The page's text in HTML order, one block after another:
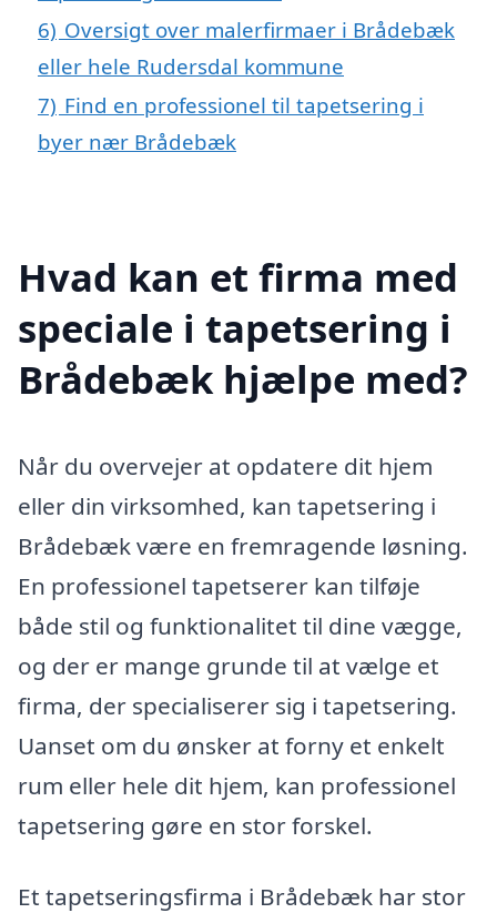
6) Oversigt over malerfirmaer i Brådebæk
eller hele Rudersdal kommune
7) Find en professionel til tapetsering i
byer nær Brådebæk
Hvad kan et firma med
speciale i tapetsering i
Brådebæk hjælpe med?
Når du overvejer at opdatere dit hjem
eller din virksomhed, kan tapetsering i
Brådebæk være en fremragende løsning.
En professionel tapetserer kan tilføje
både stil og funktionalitet til dine vægge,
og der er mange grunde til at vælge et
firma, der specialiserer sig i tapetsering.
Uanset om du ønsker at forny et enkelt
rum eller hele dit hjem, kan professionel
tapetsering gøre en stor forskel.
Et tapetseringsfirma i Brådebæk har stor